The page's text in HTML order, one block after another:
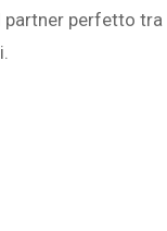
partner perfetto tra